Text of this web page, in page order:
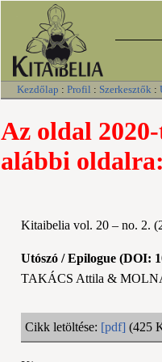
Kezdőlap : Profil : Szerkesztők :
Az oldal
alábbi oldalra:
Kitaibelia vol. 20 – no. 2.
Utószó / Epilogue (DOI:
TAKÁCS Attila &
Cikk letöltése: [pdf] (425